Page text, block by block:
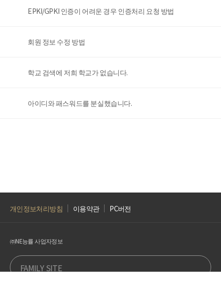
EPKI/GPKI 인증이 어려운 경우 인증처리 요청 방법
회원 정보 수정 방법
학교 검색에 저희 학교가 없습니다.
아이디와 패스워드를 분실했습니다.
개인정보처리방침 이용약관 PC버전
㈜NE능률 사업자정보
FAMILY SITE